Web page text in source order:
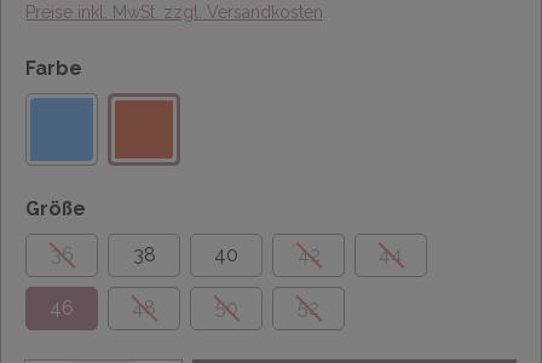
Preise inkl. MwSt. zzgl. Versandkosten
Farbe
Größe
36
38 40 42 44
46 48 50 52